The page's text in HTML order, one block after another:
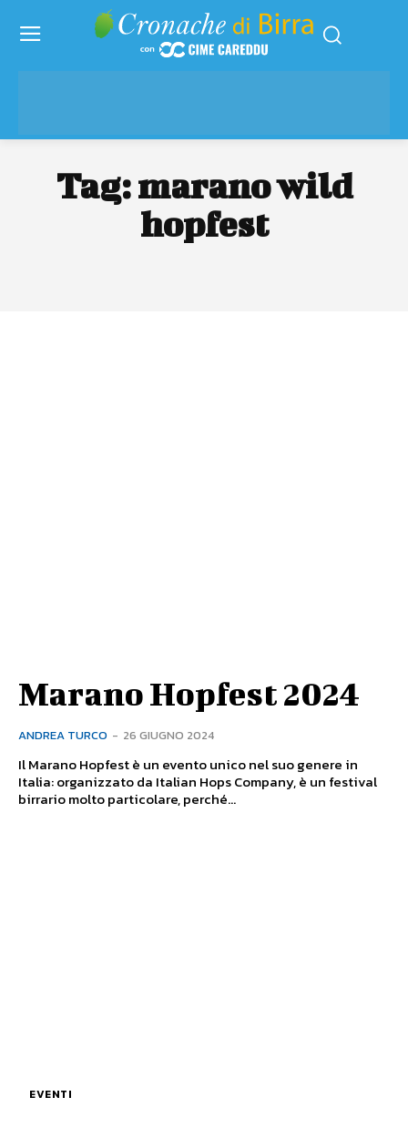
Tag:marano wild
hopfest
Marano Hopfest 2024
ANDREA TURCO - 26 GIUGNO 2024
Il Marano Hopfest è un evento unico nel suo genere in
Italia: organizzato da Italian Hops Company, è un festival
birrario molto particolare, perché...
EVENTI